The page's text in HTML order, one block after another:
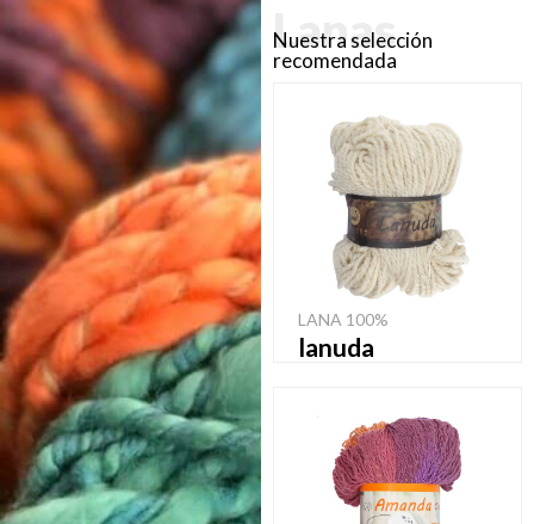
Lanas
Nuestra selección
recomendada
LANA 100%
lanuda